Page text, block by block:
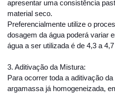
apresentar uma consistência
material seco.
Preferencialmente utilize o
dosagem da água poderá variar
água a ser utilizada é de 4,3 a
3. Aditivação da Mistura:
Para ocorrer toda a aditivação
argamassa já homogeneizada,